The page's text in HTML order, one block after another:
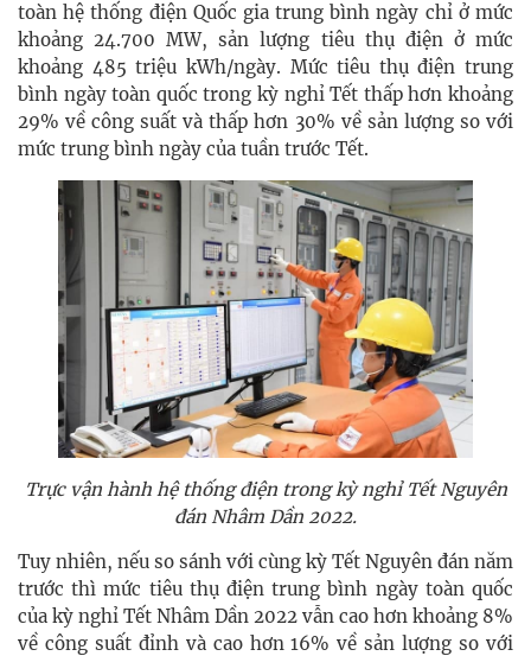
toàn hệ thống điện Quốc gia trung bình ngày chỉ ở mức
khoảng 24.700 MW, sản lượng tiêu thụ điện ở mức
khoảng 485 triệu kWh/ngày. Mức tiêu thụ điện trung
bình ngày toàn quốc trong kỳ nghỉ Tết thấp hơn khoảng
29% về công suất và thấp hơn 30% về sản lượng so với
mức trung bình ngày của tuần trước Tết.
Trực vận hành hệ thống điện trong kỳ nghỉ Tết Nguyên
đán Nhâm Dần 2022.
Tuy nhiên, nếu so sánh với cùng kỳ Tết Nguyên đán năm
trước thì mức tiêu thụ điện trung bình ngày toàn quốc
của kỳ nghỉ Tết Nhâm Dần 2022 vẫn cao hơn khoảng 8%
về công suất đỉnh và cao hơn 16% về sản lượng so với